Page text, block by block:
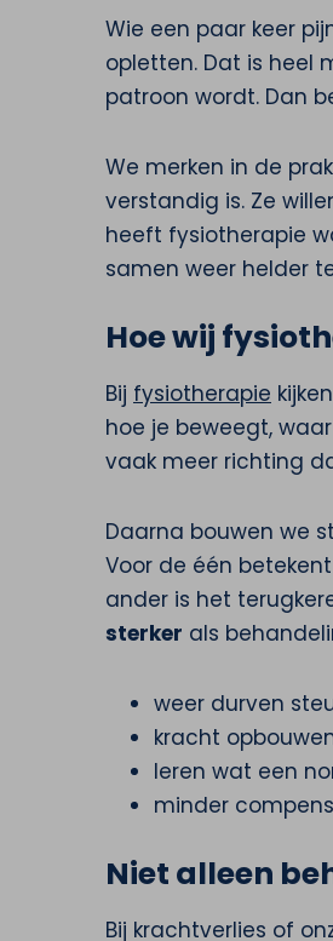
Wie een paar keer
opletten. Dat is heel
patroon wordt. Dan
We merken in de
verstandig is. Ze
heeft fysiotherapie
samen weer helder
Hoe wij
Bij fysiotherapie
hoe je beweegt,
vaak meer richting
Daarna bouwen we
Voor de één
ander is het
sterker als
weer durven
kracht
leren wat een
minder
Niet alleen
Bij krachtverlies of